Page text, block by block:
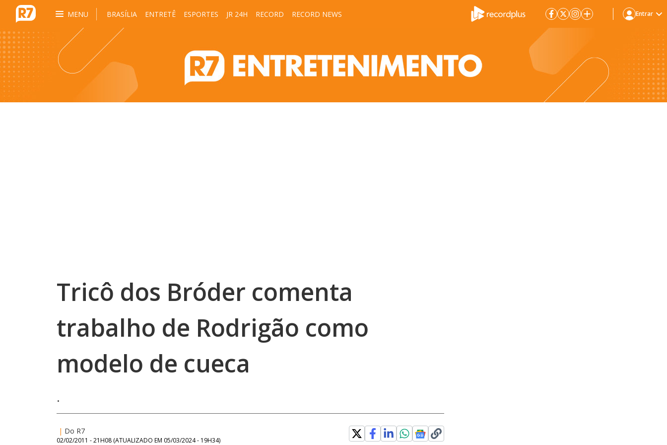
MENU BRASÍLIA ENTRETÊ ESPORTES JR 24H RECORD RECORD NEWS Entrar
Tricô dos Bróder comenta
trabalho de Rodrigão como
modelo de cueca
.
| Do R7
02/02/2011 - 21H08 (ATUALIZADO EM 05/03/2024 - 19H34)